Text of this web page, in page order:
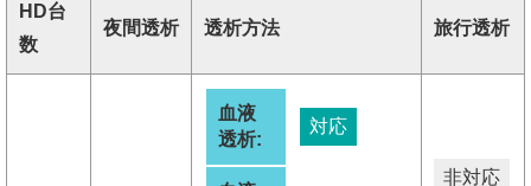
HD台
数
夜間透析 透析方法 旅行透析
血液
透析:
対応
非対応